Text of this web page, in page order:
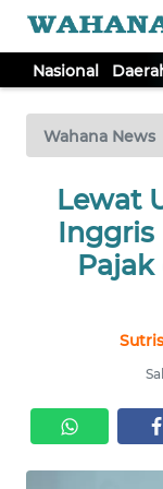
Nasional
Wahana News
Lewat
Inggris
TV
Tutup
NASIONAL
DAERAH
EKUIN